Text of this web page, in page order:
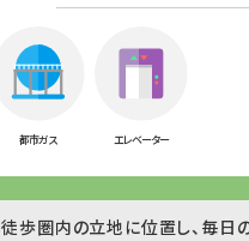
都市ガス エレベーター
歩圏内の立地に位置し、毎日